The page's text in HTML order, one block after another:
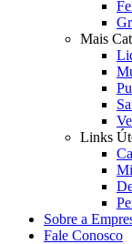
Mais
Links
Sobre a
Fale Conosco